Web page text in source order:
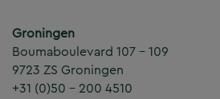
Groningen
Boumaboulevard 107 – 109
9723 ZS Groningen
+31 (0)50 – 200 4510